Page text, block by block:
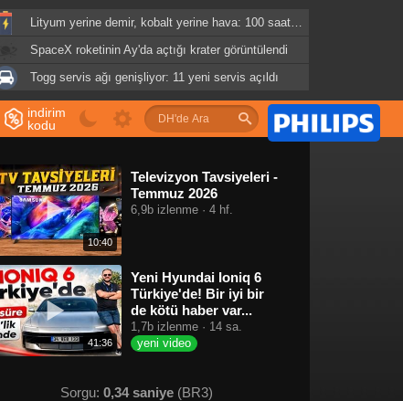
Lityum yerine demir, kobalt yerine hava: 100 saatlik batarya geliyor
SpaceX roketinin Ay'da açtığı krater görüntülendi
Togg servis ağı genişliyor: 11 yeni servis açıldı
indirim
kodu
10:40
Televizyon Tavsiyeleri -
Temmuz 2026
6,9b izlenme · 4 hf.
41:36
Yeni Hyundai Ioniq 6
Türkiye'de! Bir iyi bir
de kötü haber var...
1,7b izlenme · 14 sa.
yeni video
Sorgu: 0,34 saniye (BR3)